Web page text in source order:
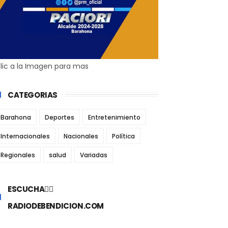
a la Imagen para mas
CATEGORIAS
Barahona Deportes Entretenimiento
Internacionales Nacionales Política
Regionales salud Variadas
ESCUCHA👉🏼
RADIODEBENDICION.COM